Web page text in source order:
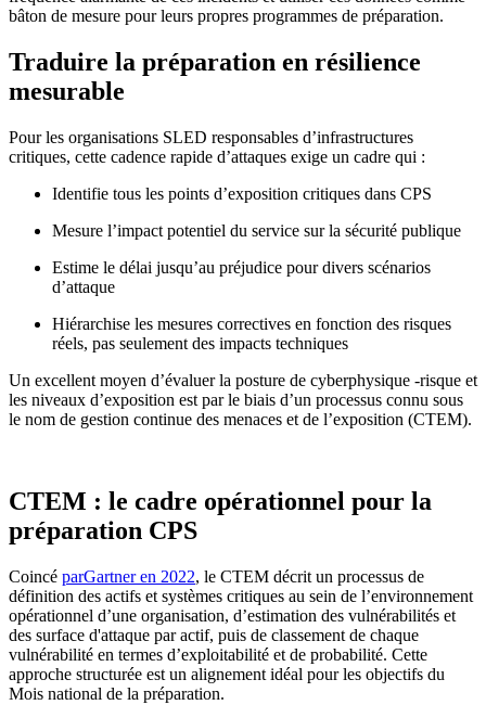
bâton de mesure pour leurs propres programmes de préparation.
Traduire la préparation en résilience
mesurable
Pour les organisations SLED responsables d’infrastructures
critiques, cette cadence rapide d’attaques exige un cadre qui :
Identifie tous les points d’exposition critiques dans CPS
Mesure l’impact potentiel du service sur la sécurité publique
Estime le délai jusqu’au préjudice pour divers scénarios
d’attaque
Hiérarchise les mesures correctives en fonction des risques
réels, pas seulement des impacts techniques
Un excellent moyen d’évaluer la posture de cyberphysique -risque et
les niveaux d’exposition est par le biais d’un processus connu sous
le nom de gestion continue des menaces et de l’exposition (CTEM).
CTEM : le cadre opérationnel pour la
préparation CPS
Coincé parGartner en 2022, le CTEM décrit un processus de
définition des actifs et systèmes critiques au sein de l’environnement
opérationnel d’une organisation, d’estimation des vulnérabilités et
des surface d'attaque par actif, puis de classement de chaque
vulnérabilité en termes d’exploitabilité et de probabilité. Cette
approche structurée est un alignement idéal pour les objectifs du
Mois national de la préparation.